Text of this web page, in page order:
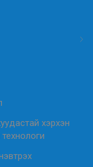
хэрхэн